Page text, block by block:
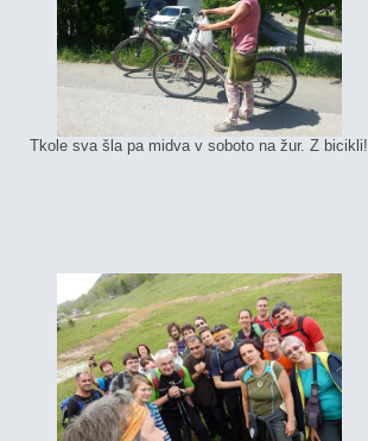
Tkole sva šla pa midva v soboto na žur. Z bicikli!